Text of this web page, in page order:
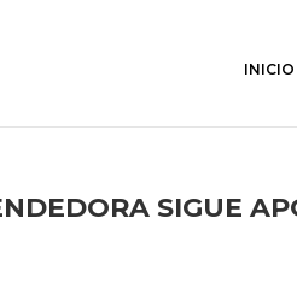
INICIO
SIGUE